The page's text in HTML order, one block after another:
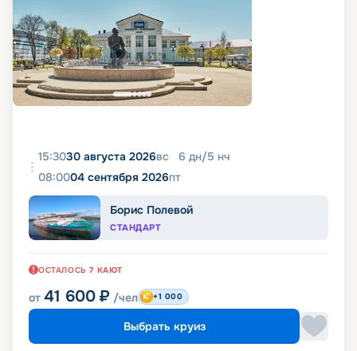
15:3030 августа 2026вс 6 дн/5 нч
08:0004 сентября 2026пт
Борис Полевой
СТАНДАРТ
ОСТАЛОСЬ 7 КАЮТ
от 41 600 ₽ /чел +1 000
Выбрать круиз